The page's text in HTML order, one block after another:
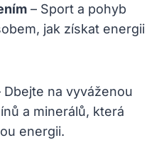
– Sport a pohyb
jak získat energii
Dbejte na vyváženou
a minerálů, která
energii.